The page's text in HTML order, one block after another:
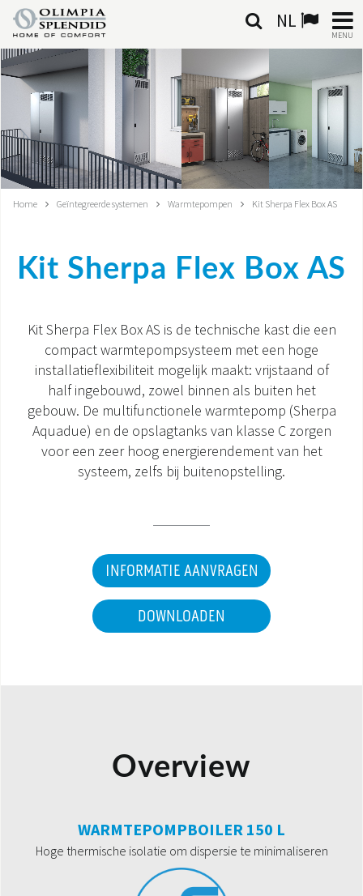
NL
MENU
NEDERLANDSE
KLIMAATREGELING
VERWARMING
GEÏNTEGREERDE SYSTEMEN
WERELD OS
DOCUMENTATIE PRODUCTEN
Home Geïntegreerde systemen Warmtepompen Kit Sherpa Flex Box AS
Kit Sherpa Flex Box AS
Kit Sherpa Flex Box AS is de technische kast die een
compact warmtepompsysteem met een hoge
installatieflexibiliteit mogelijk maakt: vrijstaand of
half ingebouwd, zowel binnen als buiten het
gebouw. De multifunctionele warmtepomp (Sherpa
Aquadue) en de opslagtanks van klasse C zorgen
voor een zeer hoog energierendement van het
systeem, zelfs bij buitenopstelling.
INFORMATIE AANVRAGEN
DOWNLOADEN
Overview
WARMTEPOMPBOILER 150 L
Hoge thermische isolatie om dispersie te minimaliseren